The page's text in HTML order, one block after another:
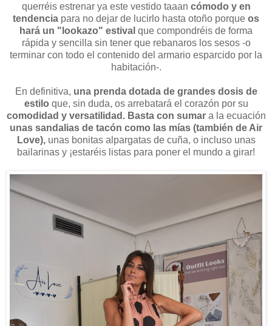
querréis estrenar ya este vestido taaan cómodo y en
tendencia para no dejar de lucirlo hasta otoño porque os
hará un "lookazo" estival que compondréis de forma
rápida y sencilla sin tener que rebanaros los sesos -o
terminar con todo el contenido del armario esparcido por la
habitación-.
En definitiva, una prenda dotada de grandes dosis de
estilo que, sin duda, os arrebatará el corazón por su
comodidad y versatilidad. Basta con sumara la ecuación
unas sandalias de tacón como las mías (también de Air
Love), unas bonitas alpargatas de cuña, o incluso unas
bailarinas y ¡estaréis listas para poner el mundo a girar!